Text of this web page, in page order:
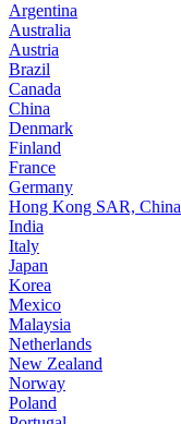
Argentina
Australia
Austria
Brazil
Canada
China
Denmark
Finland
France
Germany
Hong Kong SAR, China
India
Italy
Japan
Korea
Mexico
Malaysia
Netherlands
New Zealand
Norway
Poland